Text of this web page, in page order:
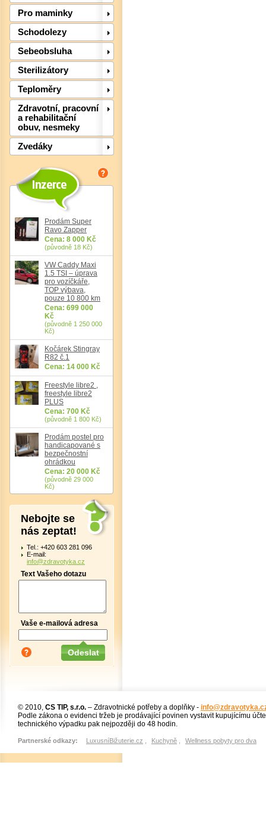
Pro maminky
Schodolezy
Sebeobsluha
Sterilizátory
Teploměry
Zdravotní, pracovní
a rehabilitační
obuv, nesmeky
Zvedáky
Prodám Super
Ravo Zapper
Cena: 8 000 Kč
(původně 18 Kč)
VW Caddy Maxi
1.5 TSI – úprava
pro vozíčkáře,
TOP výbava,
pouze 10 800 km
Cena: 699 000
Kč
(původně 1 250 000
Kč)
Kočárek Stingray
R82 č.1
Cena: 14 000 Kč
Freestyle libre2 ,
freestyle libre2
PLUS
Cena: 700 Kč
(původně 1 800 Kč)
Prodám postel pro
handicapované s
bezpečnostní
ohrádkou
Cena: 20 000 Kč
(původně 29 000
Kč)
Nebojte se
nás zeptat!
Tel.: +420 603 281 096
E-mail:
info@zdravotyka.cz
Text Vašeho dotazu
Vaše e-mailová adresa
© 2010, CS TIP, s.r.o. – Zdravotnické potřeby a doplňky -
Podle zákona o evidenci tržeb je prodávající povinen vystavit kupujícímu
technického výpadku pak nejpozději do 48 hodin.
Partnerské odkazy: LuxusníBižuterie.cz Kuchyně Wellness pobyty pro dva